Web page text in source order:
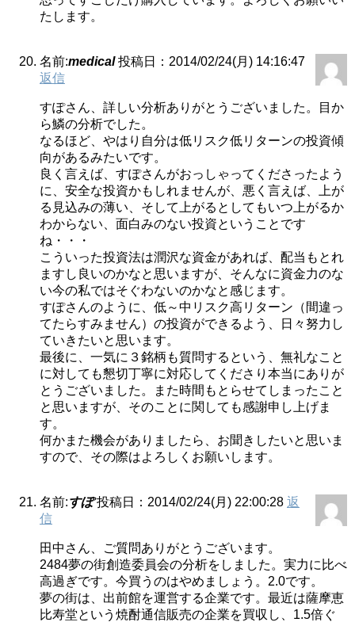
たします。
名前:medical 投稿日：2014/02/24(月) 14:16:47
返信
すぽさん、詳しい分析ありがとうございました。目か
ら鱗の分析でした。
なるほど、やはり自分は低リスク低リターンの投資傾
向があるみたいです。
良く言えば、すぽさんがおっしゃってくださったよう
に、安全な投資かもしれませんが、悪く言えば、上が
る見込みの薄い、そして上がるとしてもいつ上がるか
わからない、面白みのない投資ということです
ね・・・
こういった投資法は潤沢な資金があれば、配当もとれ
ますし良いのかなと思いますが、そんなに資金力のな
い今の私ではそぐわないのかなと感じます。
すぽさんのように、低～中リスク高リターン（間違っ
てたらすみません）の投資ができるよう、日々努力し
ていきたいと思います。
最後に、一気に３銘柄も質問するという、無礼なこと
に対しても懇切丁寧に対応してくださり本当にありが
とうございました。また時間もとらせてしまったこと
と思いますが、そのことに関しても感謝申し上げま
す。
何かまた機会がありましたら、お聞きしたいと思いま
すので、その際はよろしくお願いします。
名前:すぽ 投稿日：2014/02/24(月) 22:00:28 返
信
田中さん、ご質問ありがとうございます。
2484夢の街創造委員会の分析をしました。実力に比べ
高過ぎです。今買うのはやめましょう。2.0です。
夢の街は、出前館を運営する企業です。最近は薩摩恵
比寿堂という焼酎通信販売の企業を買収し、1.5倍ぐ